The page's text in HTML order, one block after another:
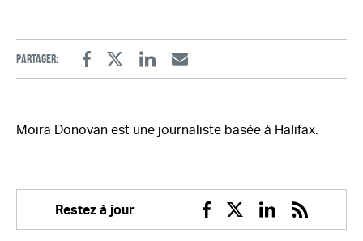
Partager:
FacebookTwitterLinkedinEmail
Moira Donovan est une journaliste basée à Halifax.
Restez à jour
Facebook
TwitterLinkedin
RSS